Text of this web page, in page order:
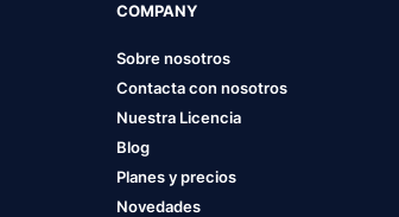
COMPANY
Sobre nosotros
Contacta con nosotros
Nuestra Licencia
Blog
Planes y precios
Novedades